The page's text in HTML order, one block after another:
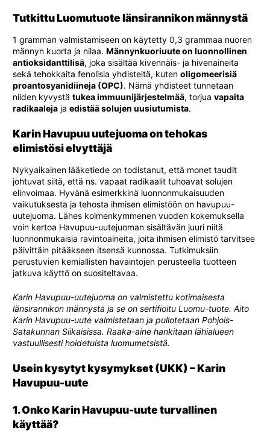
Tutkittu Luomutuote länsirannikon männystä
1 gramman valmistamiseen on käytetty 0,3 grammaa nuoren
männyn kuorta ja nilaa. Männynkuoriuute on luonnollinen
antioksidanttilisä, joka sisältää kivennäis- ja hivenaineita
sekä tehokkaita fenolisia yhdisteitä, kuten oligomeerisiä
proantosyanidiineja (OPC). Nämä yhdisteet tunnetaan
niiden kyvystä tukea immuunijärjestelmää, torjua vapaita
radikaaleja ja edistää solujen uusiutumista.
Karin Havupuu uutejuoma on tehokas
elimistösi elvyttäjä
Nykyaikainen lääketiede on todistanut, että monet taudit
johtuvat siitä, että ns. vapaat radikaalit tuhoavat solujen
elinvoimaa. Hyvänä esimerkkinä luonnonmukaisuuden
vaikutuksesta ja tehosta ihmisen elimistöön on havupuu-
uutejuoma. Lähes kolmenkymmenen vuoden kokemuksella
voin kertoa Havupuu-uutejuoman sisältävän juuri niitä
luonnonmukaisia ravintoaineita, joita ihmisen elimistö tarvitsee
päivittäin pitääkseen itsensä kunnossa. Tutkimuksiin
perustuvien kemiallisten havaintojen perusteella tuotteen
jatkuva käyttö on suositeltavaa.
Karin Havupuu-uutejuoma on valmistettu kotimaisesta
länsirannikon männystä ja se on sertifioitu Luomu-tuote. Aito
Karin Havupuu-uute valmistetaan ja pullotetaan Pohjois-
Satakunnan Siikaisissa. Raaka-aine hankitaan lähialueen
vastuullisesti hoidetuista luomumetsistä.
Usein kysytyt kysymykset (UKK) – Karin
Havupuu-uute
1. Onko Karin Havupuu-uute turvallinen
käyttää?